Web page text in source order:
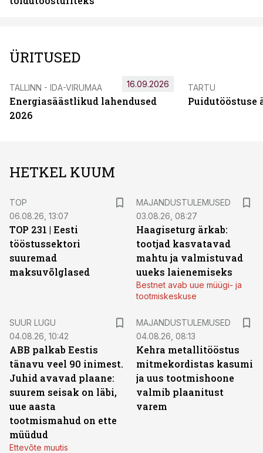
ÜRITUSED
TALLINN - IDA-VIRUMAA
Energiasäästlikud lahendused
2026
16.09.2026 TARTU
Puidutööstuse
HETKEL KUUM
TOP
06.08.26, 13:07
TOP 231 | Eesti
tööstussektori
suuremad
maksuvõlglased
MAJANDUSTULEMUSED
03.08.26, 08:27
Haagiseturg ärkab:
tootjad kasvatavad
mahtu ja valmistuvad
uueks laienemiseks
Bestnet avab uue müügi- ja
tootmiskeskuse
SUUR LUGU
04.08.26, 10:42
ABB palkab Eestis
tänavu veel 90 inimest.
Juhid avavad plaane:
suurem seisak on läbi,
uue aasta
tootmismahud on ette
müüdud
Ettevõte muutis
MAJANDUSTULEMUSED
04.08.26, 08:13
Kehra metallitööstus
mitmekordistas kasumi
ja uus tootmishoone
valmib plaanitust
varem